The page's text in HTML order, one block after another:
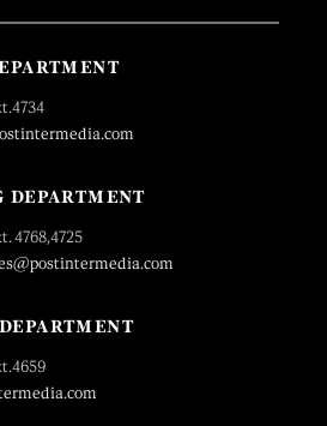
DEPARTMENT
4768,4725